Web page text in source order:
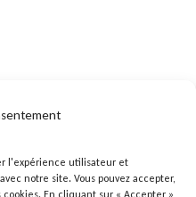
l'expérience utilisateur et
notre site. Vous pouvez accepter,
En cliquant sur « Accepter »,